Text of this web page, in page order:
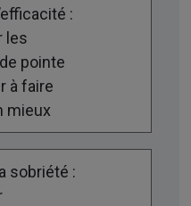
:
les
pointe
à faire
mieux
sobriété :